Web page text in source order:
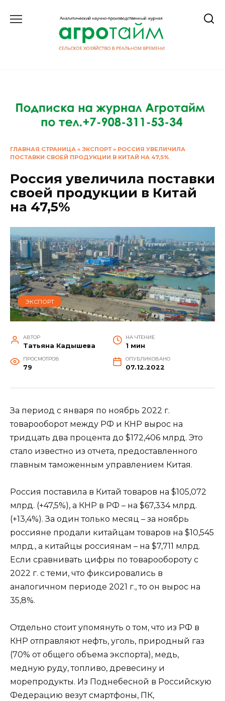
ГЛАВНАЯ СТРАНИЦА » ЭКСПОРТ» РОССИЯ УВЕЛИЧИЛА
ПОСТАВКИ СВОЕЙ ПРОДУКЦИИ В КИТАЙ НА 47,5%
Россия увеличила поставки
своей продукции в Китай
на 47,5%
ЭКСПОРТ
АВТОР
Татьяна Кадышева
НА ЧТЕНИЕ
1 мин
ПРОСМОТРОВ
79
ОПУБЛИКОВАНО
07.12.2022
За период с января по ноябрь 2022 г.
товарооборот между РФ и КНР вырос на
тридцать два процента до $172,406 млрд. Это
стало известно из отчета, предоставленного
главным таможенным управлением Китая.
Россия поставила в Китай товаров на $105,072
млрд. (+47,5%), а КНР в РФ – на $67,334 млрд.
(+13,4%). За один только месяц – за ноябрь
россияне продали китайцам товаров на $10,545
млрд., а китайцы россиянам – на $7,711 млрд.
Если сравнивать цифры по товарообороту с
2022 г. с теми, что фиксировались в
аналогичном периоде 2021 г., то он вырос на
35,8%.
Отдельно стоит упомянуть о том, что из РФ в
КНР отправляют нефть, уголь, природный газ
(70% от общего объема экспорта), медь,
медную руду, топливо, древесину и
морепродукты. Из Поднебесной в Российскую
Федерацию везут смартфоны, ПК,